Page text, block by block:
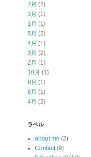
7月 (2)
3月 (1)
1月 (1)
5月 (2)
4月 (1)
3月 (2)
2月 (1)
10月 (1)
8月 (1)
6月 (1)
4月 (2)
ラベル
about me (2)
Contact (9)